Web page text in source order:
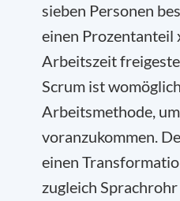
sieben Personen
einen Prozentanteil
Arbeitszeit
Scrum ist
Arbeitsmethode,
voranzukommen.
einen
zugleich